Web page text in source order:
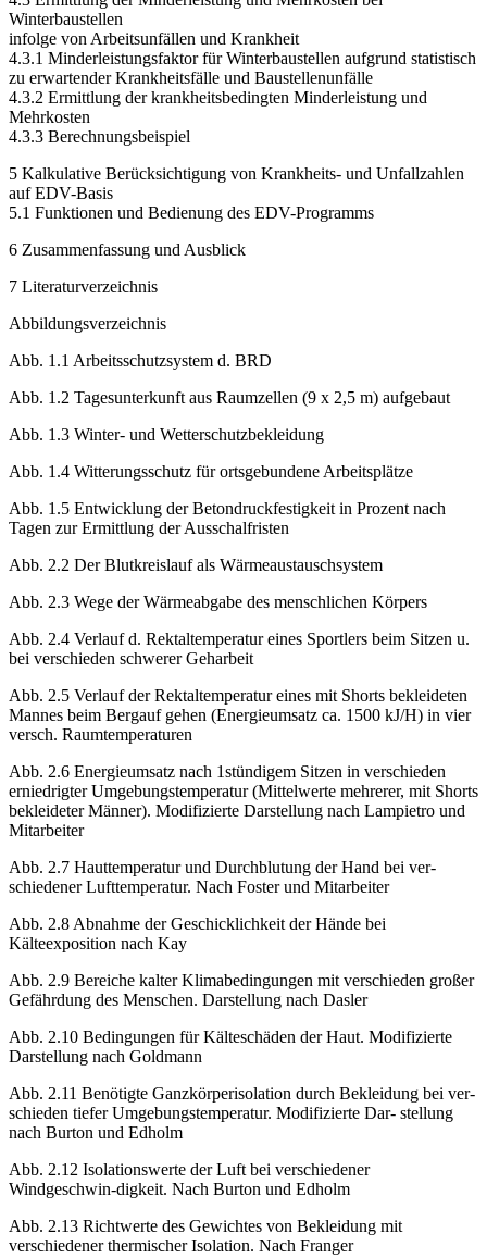
4.2.2.3 Kosten für den Versicherungsträger
4.3 Ermittlung der Minderleistung und Mehrkosten bei
Winterbaustellen
infolge von Arbeitsunfällen und Krankheit
4.3.1 Minderleistungsfaktor für Winterbaustellen aufgrund statistisch
zu erwartender Krankheitsfälle und Baustellenunfälle
4.3.2 Ermittlung der krankheitsbedingten Minderleistung und
4.3.3 Berechnungsbeispiel
5 Kalkulative Berücksichtigung von Krankheits- und Unfallzahlen
5.1 Funktionen und Bedienung des EDV-Programms
6 Zusammenfassung und Ausblick
7 Literaturverzeichnis
Abbildungsverzeichnis
Abb. 1.1 Arbeitsschutzsystem d. BRD
Abb. 1.2 Tagesunterkunft aus Raumzellen (9 x 2,5 m) aufgebaut
Abb. 1.3 Winter- und Wetterschutzbekleidung
Abb. 1.4 Witterungsschutz für ortsgebundene Arbeitsplätze
Tagen zur Ermittlung der Ausschalfristen
Abb. 2.2 Der Blutkreislauf als Wärmeaustauschsystem
Abb. 2.3 Wege der Wärmeabgabe des menschlichen Körpers
bei verschieden schwerer Geharbeit
Abb. 2.5 Verlauf der Rektaltemperatur eines mit Shorts bekleideten
versch. Raumtemperaturen
Abb. 2.6 Energieumsatz nach 1stündigem Sitzen in verschieden
erniedrigter Umgebungstemperatur (Mittelwerte mehrerer, mit Shorts
Mitarbeiter
schiedener Lufttemperatur. Nach Foster und Mitarbeiter
Kälteexposition nach Kay
Gefährdung des Menschen. Darstellung nach Dasler
Darstellung nach Goldmann
Abb. 2.11 Benötigte Ganzkörperisolation durch Bekleidung bei ver-
nach Burton und Edholm
Windgeschwin-digkeit. Nach Burton und Edholm